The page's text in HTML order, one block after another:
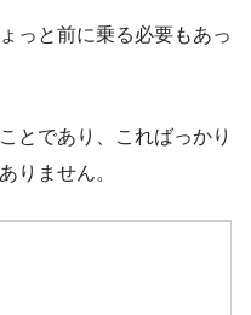
っと前に乗る必要もあっ
とであり、こればっかり
りません。